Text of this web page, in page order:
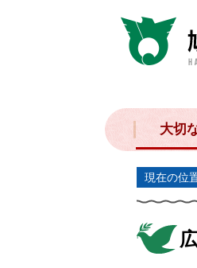
大切
現在の位